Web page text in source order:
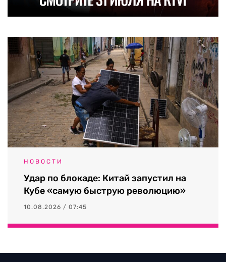
НОВОСТИ
Удар по блокаде: Китай запустил на
Кубе «самую быструю революцию»
10.08.2026 / 07:45